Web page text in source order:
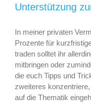
Unterstützung
In meiner privaten
Prozente für
traden solltet ihr
mitbringen oder
die euch Tipps und
zweiteres
auf die Thematik